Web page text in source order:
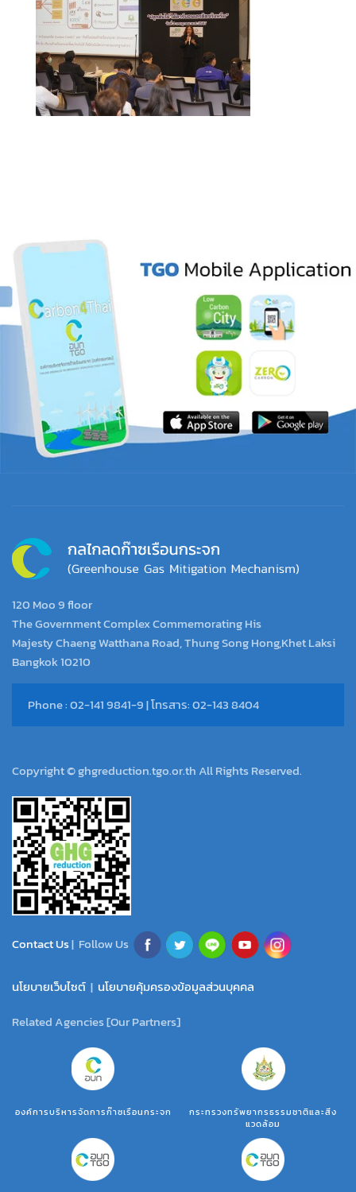
120 Moo 9 floor
The Government Complex Commemorating His
Majesty Chaeng Watthana Road, Thung Song Hong,Khet Laksi
Bangkok 10210
Phone : 02-141 9841-9 | โทรสาร: 02-143 8404
Copyright © ghgreduction.tgo.or.th All Rights Reserved.
Contact Us| Follow Us
นโยบายเว็บไซต์ | นโยบายคุ้มครองข้อมูลส่วนบุคคล
Related Agencies [Our Partners]
องค์การบริหารจัดการก๊าซเรือนกระจก
กระทรวงทรัพยากรธรรมชาติและสิ่ง
แวดล้อม